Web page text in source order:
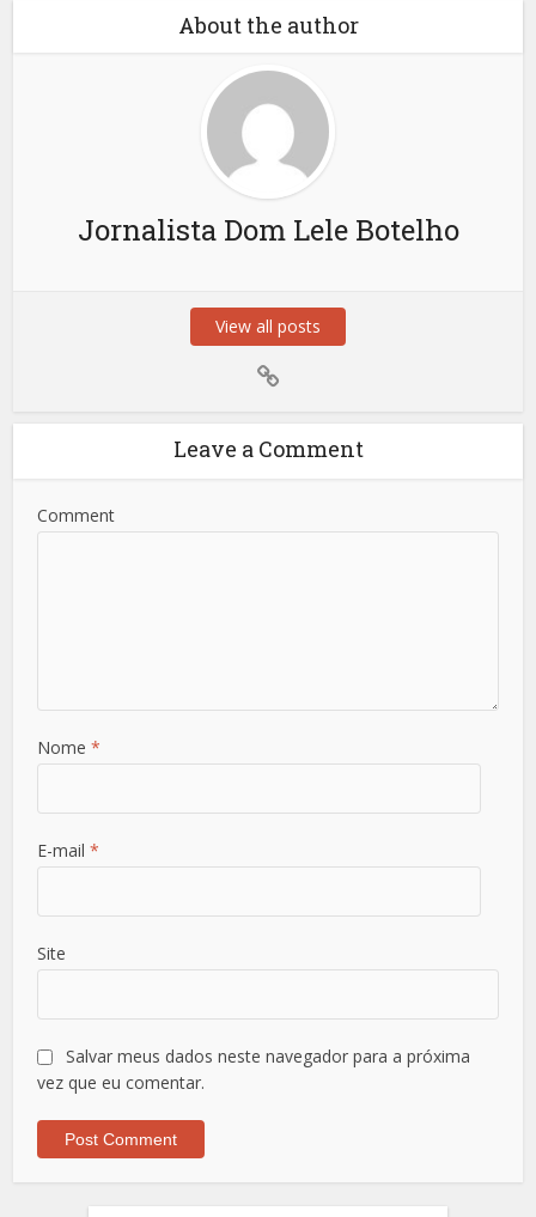
About the author
Jornalista Dom Lele Botelho
View all posts
Leave a Comment
Comment
Nome*
E-mail*
Site
Salvar meus dados neste navegador para a próxima
vez que eu comentar.